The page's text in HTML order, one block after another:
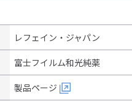
レフェイン・ジャパン
富士フイルム和光純薬
製品ページ